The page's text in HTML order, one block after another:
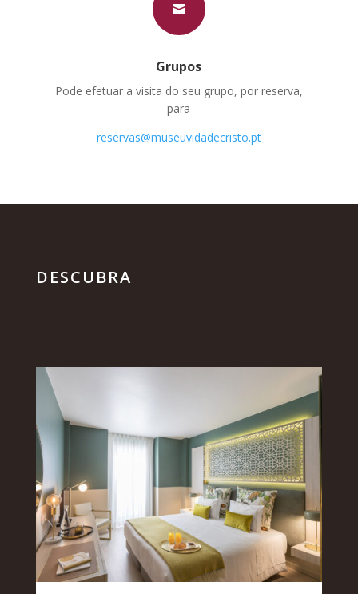

Grupos
Pode efetuar a visita do seu grupo, por reserva,
para
reservas@museuvidadecristo.pt
DESCUBRA